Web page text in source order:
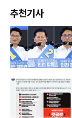
추천기사